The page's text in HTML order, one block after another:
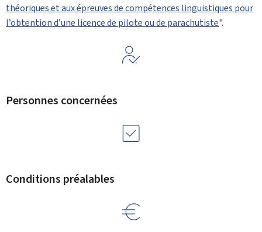
théoriques et aux épreuves de compétences linguistiques pour
l’obtention d’une licence de pilote ou de parachutiste".
Personnes concernées
Conditions préalables